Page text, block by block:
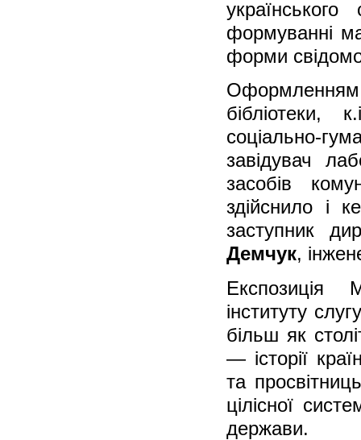
формуванні
форми
бібліотеки,
соціально-
завідувач
засобів
здійснило і
заступник
Демчук,
Експозиція
інституту
більш як
— історії
та
цілісної
держави.